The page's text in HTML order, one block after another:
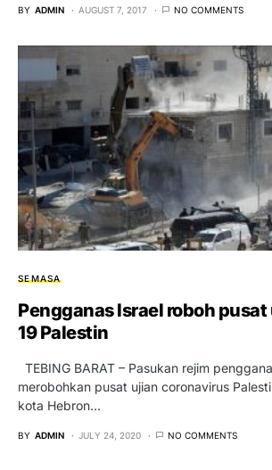
BY ADMIN AUGUST 7, 2017 NO COMMENTS
SEMASA
Pengganas Israel roboh pusat
19 Palestin
TEBING BARAT – Pasukan rejim
merobohkan pusat ujian coronavirus
kota Hebron…
BY ADMIN JULY 24, 2020 NO COMMENTS